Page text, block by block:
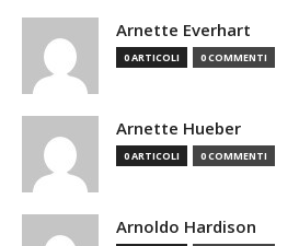
Arnette Everhart
0 ARTICOLI 0 COMMENTI
Arnette Hueber
0 ARTICOLI 0 COMMENTI
Arnoldo Hardison